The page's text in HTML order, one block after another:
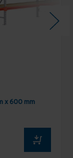
x 600 mm